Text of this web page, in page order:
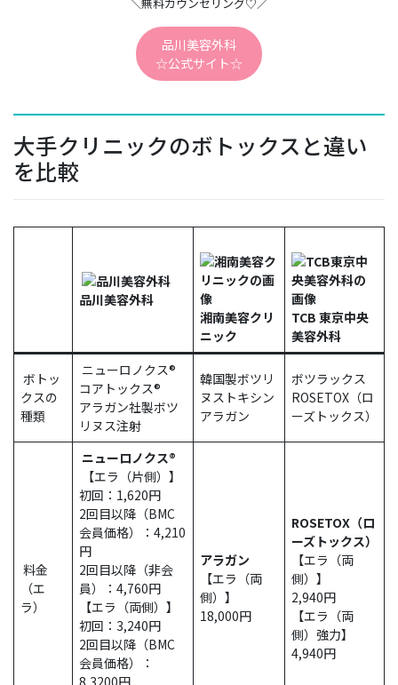
品川美容外科
☆公式サイト☆
大手クリニックのボトックスと違い
を比較
品川美容外科
湘南美容クリ
ニック
TCB 東京中央
美容外科
ボトッ
クスの
種類
ニューロノクス®
コアトックス®
アラガン社製ボツ
リヌス注射
韓国製ボツリ
ヌストキシン
アラガン
ボツラックス
ROSETOX（ロ
ーズトックス）
料金
（エ
ラ）
ニューロノクス®
【エラ（片側）】
初回：1,620円
2回目以降（BMC
会員価格）：4,210
円
2回目以降（非会
員）：4,760円
【エラ（両側）】
初回：3,240円
2回目以降（BMC
会員価格）：
8,3200円
アラガン
【エラ（両
側）】
18,000円
ROSETOX（ロ
ーズトックス）
【エラ（両
側）】
2,940円
【エラ（両
側）強力】
4,940円